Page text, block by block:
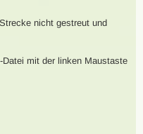
nicht gestreut und
mit der linken Maustaste